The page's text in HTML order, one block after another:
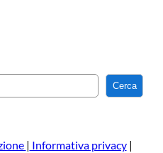
e
a
Cerca
| Informativa privacy|